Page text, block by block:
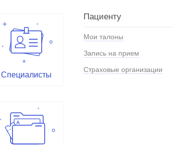
Специалисты
Пациенту
Мои талоны
Запись на прием
Страховые организации